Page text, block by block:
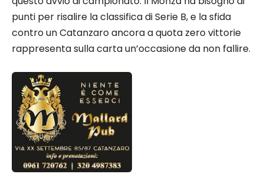
punti per risalire la classifica di Serie B, e la sfida
contro un Catanzaro ancora a quota zero vittorie
rappresenta sulla carta un’occasione da non fallire.